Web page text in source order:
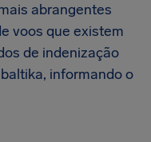
abrangentes
voos que existem
de indenização
informando o